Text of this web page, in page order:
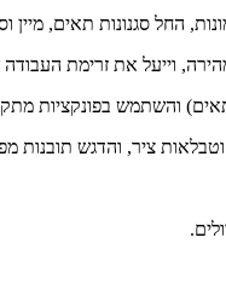
החל סגנונות תאים, מיין
וייעל את זרימת
ציר, והדגש תובנות